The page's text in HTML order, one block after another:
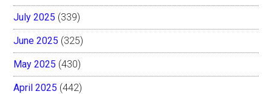
July 2025 (339)
June 2025 (325)
May 2025 (430)
April 2025 (442)